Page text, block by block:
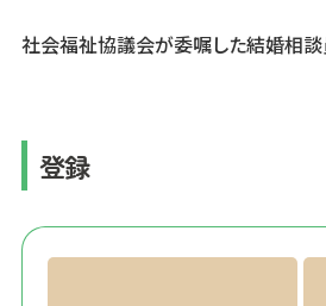
社会福祉協議会が委嘱した結婚相
登録